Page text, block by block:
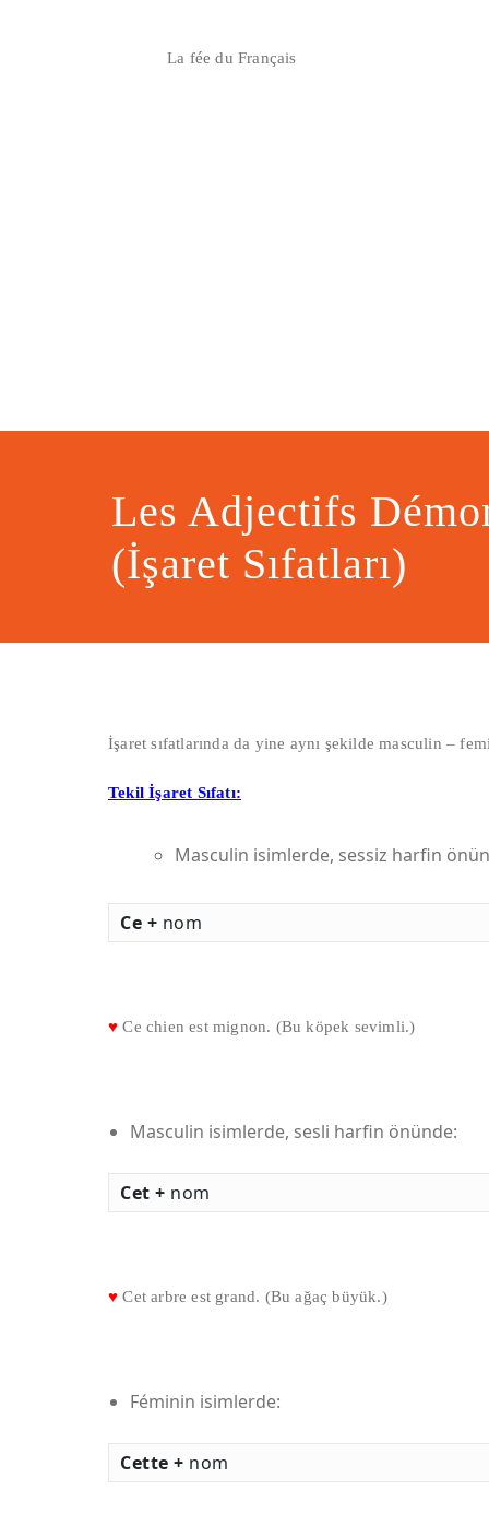
La fée du Français
Les Adjectifs
(İşaret Sıfatları)
İşaret sıfatlarında da yine aynı şekilde masculin –
Tekil İşaret Sıfatı:
Masculin isimlerde, sessiz harfin
Ce + nom
♥ Ce chien est mignon. (Bu köpek sevimli.)
Masculin isimlerde, sesli harfin önünde:
Cet + nom
♥ Cet arbre est grand. (Bu ağaç büyük.)
Féminin isimlerde:
Cette + nom